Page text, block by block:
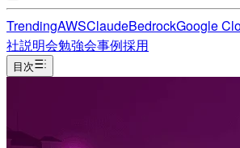
TrendingAWSClaudeBedrockGoogle
社説明会勉強会事例採用
目次